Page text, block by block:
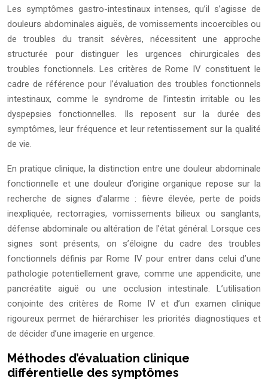
Les symptômes gastro-intestinaux intenses, qu’il s’agisse de
douleurs abdominales aiguës, de vomissements incoercibles ou
de troubles du transit sévères, nécessitent une approche
structurée pour distinguer les urgences chirurgicales des
troubles fonctionnels. Les critères de Rome IV constituent le
cadre de référence pour l’évaluation des troubles fonctionnels
intestinaux, comme le syndrome de l’intestin irritable ou les
dyspepsies fonctionnelles. Ils reposent sur la durée des
symptômes, leur fréquence et leur retentissement sur la qualité
de vie.
En pratique clinique, la distinction entre une douleur abdominale
fonctionnelle et une douleur d’origine organique repose sur la
recherche de signes d’alarme : fièvre élevée, perte de poids
inexpliquée, rectorragies, vomissements bilieux ou sanglants,
défense abdominale ou altération de l’état général. Lorsque ces
signes sont présents, on s’éloigne du cadre des troubles
fonctionnels définis par Rome IV pour entrer dans celui d’une
pathologie potentiellement grave, comme une appendicite, une
pancréatite aiguë ou une occlusion intestinale. L’utilisation
conjointe des critères de Rome IV et d’un examen clinique
rigoureux permet de hiérarchiser les priorités diagnostiques et
de décider d’une imagerie en urgence.
Méthodes d’évaluation clinique
différentielle des symptômes